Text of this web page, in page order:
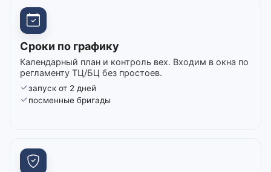
Сроки по графику
Календарный план и контроль вех. Входим в окна по
регламенту ТЦ/БЦ без простоев.
запуск от 2 дней
посменные бригады